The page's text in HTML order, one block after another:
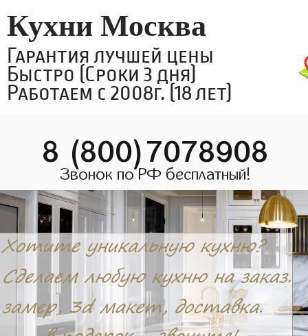
Кухни Москва
Гарантия лучшей цены
Быстро (Сроки 3 дня)
Работаем с 2008г. (18 лет)
8 (800)7078908
Звонок по РФ бесплатный!